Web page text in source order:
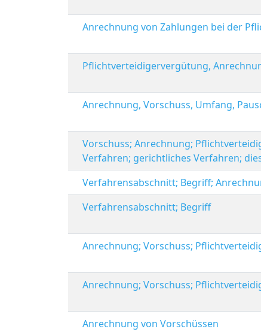
Anrechnung von Zahlungen bei der
Pflichtverteidigervergütung,
Anrechnung, Vorschuss, Umfang,
Vorschuss; Anrechnung;
Verfahren; gerichtliches Verfahren;
Verfahrensabschnitt; Begriff;
Verfahrensabschnitt; Begriff
Anrechnung; Vorschuss;
Anrechnung; Vorschuss;
Anrechnung von Vorschüssen